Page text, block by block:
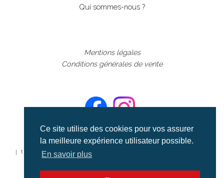
Ce site utilise des cookies pour vos assurer
la meilleure expérience utilisateur possible.
En savoir plus
Qui sommes-nous ?
Mentions légales
Conditions générales de vente
©aerialcollection marque déposée 2024
| tous droits réservés | aerialcollection.fr banque d'images
aériennes et documentaires video et cinéma |